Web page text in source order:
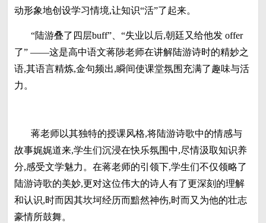
动形象地创设学习情境,让知识“活”了起来。
“陆游叠了四层buff”、“失业以后,朝廷又给他发 offer
了” ——这是高中语文蒋陟老师在讲解陆游诗时的精妙之
语,其语言精炼,金句频出,瞬间使课堂氛围充满了趣味与活
力。
蒋老师以其独特的授课风格,将陆游诗歌中的情感与
故事娓娓道来,学生们沉浸在快乐氛围中,尽情汲取知识养
分,感受文学魅力。在蒋老师的引领下,学生们不仅领略了
陆游诗歌的美妙,更对这位伟大的诗人有了更深刻的理解
和认识,时而因其坎坷经历而黯然神伤,时而又为他的壮志
豪情所鼓舞。